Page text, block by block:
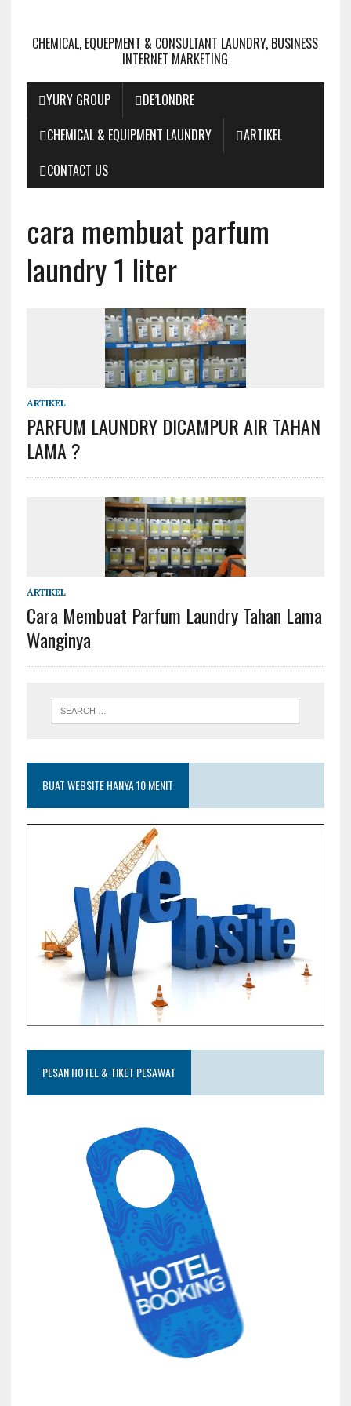
CHEMICAL, EQUEPMENT & CONSULTANT LAUNDRY, BUSINESS
INTERNET MARKETING
YURY GROUP
DE’LONDRE
CHEMICAL & EQUIPMENT LAUNDRY
ARTIKEL
CONTACT US
cara membuat parfum
laundry 1 liter
ARTIKEL
PARFUM LAUNDRY DICAMPUR AIR TAHAN
LAMA ?
ARTIKEL
Cara Membuat Parfum Laundry Tahan Lama
Wanginya
BUAT WEBSITE HANYA 10 MENIT
PESAN HOTEL & TIKET PESAWAT